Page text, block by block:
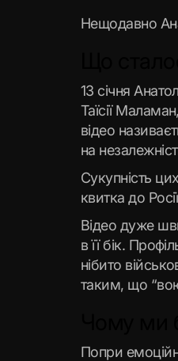
Нещодавно
13 січня
Таїсії
відео
на
Сукупність
квитка до
Відео дуже
в її бік.
нібито
таким, що
Попри